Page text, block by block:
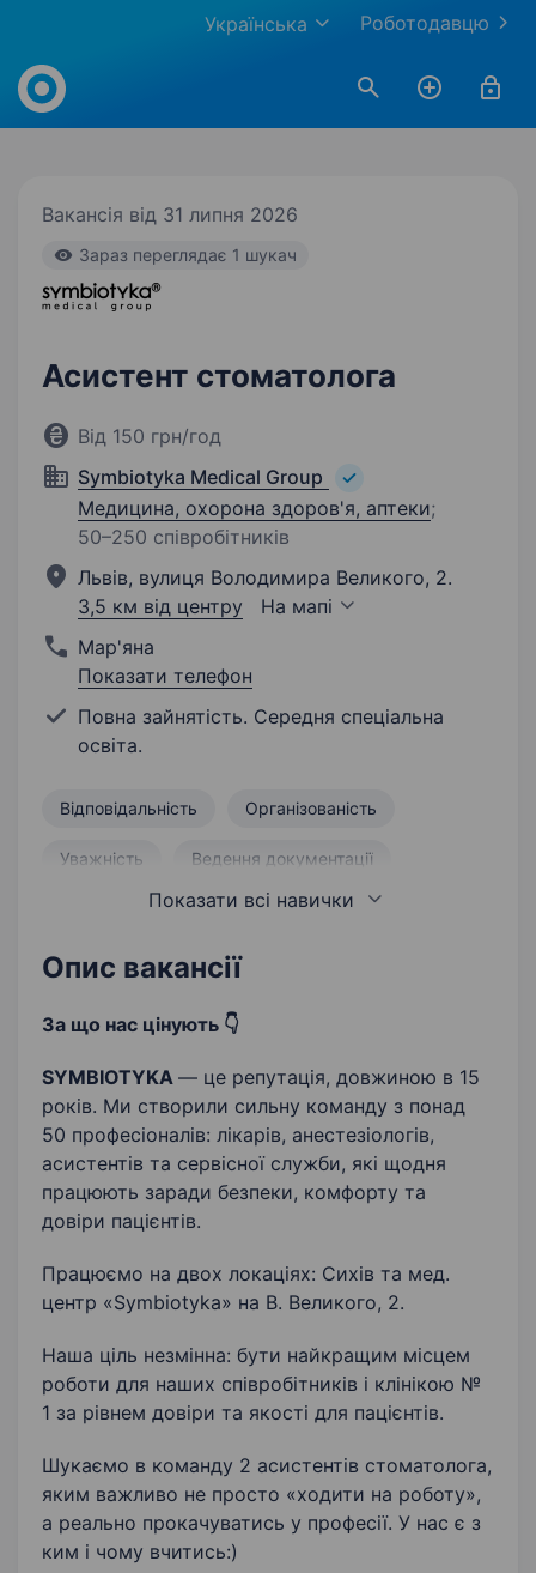
Роботодавцю
Українська
Work.ua
Вакансія від 31 липня 2026
Зараз переглядає 1 шукач
Асистент стоматолога
Від 150 грн/год
Symbiotyka Medical Group
Медицина, охорона здоров'я, аптеки;
50–250 співробітників
Львів, вулиця Володимира Великого, 2.
3,5 км від центру
На мапі
Мар'яна
Показати телефон
Повна зайнятість. Середня спеціальна
освіта.
Відповідальність Організованість
Уважність Ведення документації
Ведення звітності Чесність
Асистування лікарю
Показати всі навички
Опис вакансії
За що нас цінують 👇
SYMBIOTYKA — це репутація, довжиною в 15
років. Ми створили сильну команду з понад
50 професіоналів: лікарів, анестезіологів,
асистентів та сервісної служби, які щодня
працюють заради безпеки, комфорту та
довіри пацієнтів.
Працюємо на двох локаціях: Сихів та мед.
центр «Symbiotyka» на В. Великого, 2.
Наша ціль незмінна: бути найкращим місцем
роботи для наших співробітників і клінікою №
1 за рівнем довіри та якості для пацієнтів.
Шукаємо в команду 2 асистентів стоматолога,
яким важливо не просто «ходити на роботу»,
а реально прокачуватись у професії. У нас є з
ким і чому вчитись:)